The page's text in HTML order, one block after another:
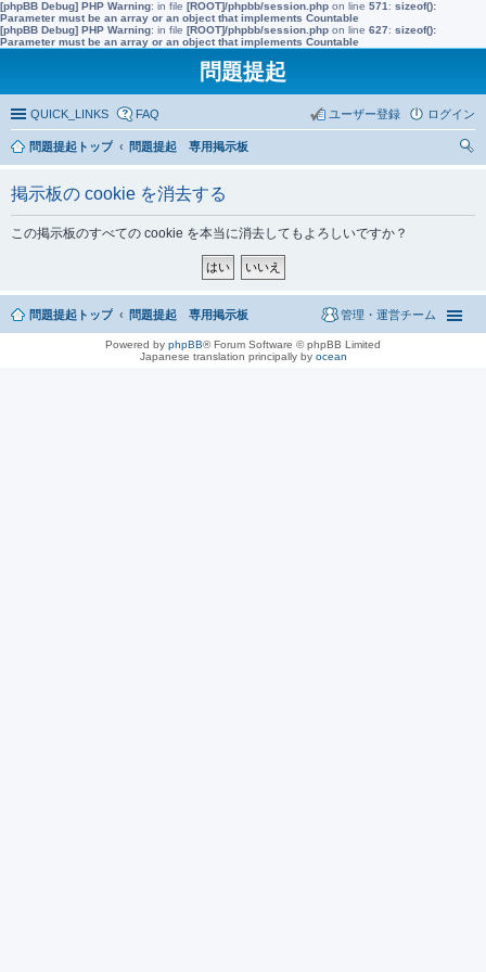
[phpBB Debug] PHP Warning: in file [ROOT]/phpbb/session.php on line 571 : sizeof():
Parameter must be an array or an object that implements Countable
[phpBB Debug] PHP Warning: in file [ROOT]/phpbb/session.php on line 627: sizeof():
Parameter must be an array or an object that implements Countable
問題提起
QUICK_LINKS FAQ ログイン
ユーザー登録
問題提起トップ
問題提起 専用掲示板
掲示板の cookie を消去する
この掲示板のすべての cookie を本当に消去してもよろしいですか？
問題提起トップ 問題提起 専用掲示板 管理・運営チーム
Powered by phpBB® Forum Software © phpBB Limited
Japanese translation principally by ocean